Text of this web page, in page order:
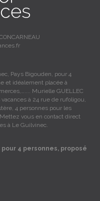
Pays Bigouden, pour 4
et idéalement placée à
Murielle GUELLEC
à 24 rue de rufoligou,
4 personnes pour les
vous en contact direct
à Le Guilvinec.
4 personnes, proposé